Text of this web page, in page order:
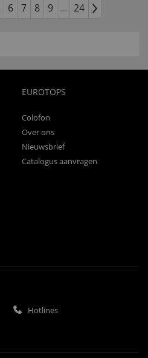
6 7 8 9 ... 24
EUROTOPS
Colofon
Over ons
Nieuwsbrief
Catalogus aanvragen
Hotlines